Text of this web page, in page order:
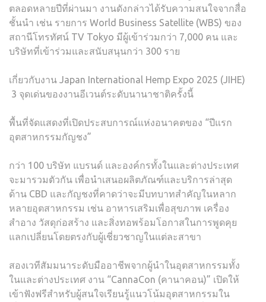
ตลอดหลายปีที่ผ่านมา งานดังกล่าวได้รับความสนใจจากสื่อ
ชั้นนำ เช่น รายการ World Business Satellite (WBS) ของ
สถานีโทรทัศน์ TV Tokyo มีผู้เข้าร่วมกว่า 7,000 คน และ
บริษัทที่เข้าร่วมและสนับสนุนกว่า 300 ราย
เกี่ยวกับงาน Japan International Hemp Expo 2025 (JIHE)
3 จุดเด่นของงานอีเวนต์ระดับนานาชาติครั้งนี้
พื้นที่จัดแสดงที่เปิดประสบการณ์แห่งอนาคตของ “ปีแรก
อุตสาหกรรมกัญชง”
กว่า 100 บริษัท แบรนด์ และองค์กรทั้งในและต่างประเทศ
จะมารวมตัวกัน เพื่อนำเสนอผลิตภัณฑ์และบริการล่าสุด
ด้าน CBD และกัญชงที่คาดว่าจะมีบทบาทสำคัญในหลาก
หลายอุตสาหกรรม เช่น อาหารเสริมเพื่อสุขภาพ เครื่อง
สำอาง วัสดุก่อสร้าง และสิ่งทอพร้อมโอกาสในการพูดคุย
แลกเปลี่ยนโดยตรงกับผู้เชี่ยวชาญในแต่ละสาขา
สองเวทีสัมมนาระดับมืออาชีพจากผู้นำในอุตสาหกรรมทั้ง
ในและต่างประเทศ งาน “CannaCon (คานาคอน)” เปิดให้
เข้าฟังฟรีสำหรับผู้สนใจเรียนรู้แนวโน้มอุตสาหกรรมใน